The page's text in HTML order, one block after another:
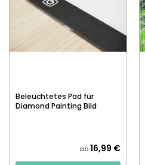
Beleuchtetes Pad für
Diamond Painting Bild
ab 16,99 €